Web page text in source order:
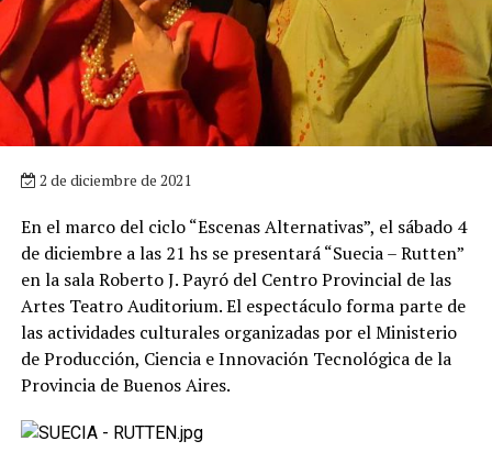
2 de diciembre de 2021
En el marco del ciclo “Escenas Alternativas”, el sábado 4
de diciembre a las 21 hs se presentará “Suecia – Rutten”
en la sala Roberto J. Payró del Centro Provincial de las
Artes Teatro Auditorium. El espectáculo forma parte de
las actividades culturales organizadas por el Ministerio
de Producción, Ciencia e Innovación Tecnológica de la
Provincia de Buenos Aires.